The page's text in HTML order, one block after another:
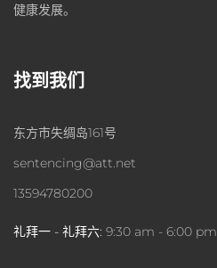
健康发展。
找到我们
东方市失绸岛161号
sentencing@att.net
13594780200
礼拜一 - 礼拜六: 9:30 am - 6:00 pm